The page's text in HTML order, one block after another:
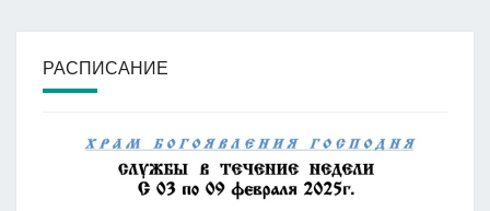
РАСПИСАНИЕ